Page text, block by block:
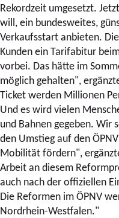
Rekordzeit umgesetzt.
will, ein bundesweites,
Verkaufsstart anbieten.
Kunden ein Tarifabitur
vorbei. Das hätte im
möglich gehalten",
Ticket werden Millionen
Und es wird vielen
und Bahnen gegeben. Wir
den Umstieg auf den
Mobilität fördern",
Arbeit an diesem
auch nach der offiziellen
Die Reformen im ÖPNV
Nordrhein-Westfalen."